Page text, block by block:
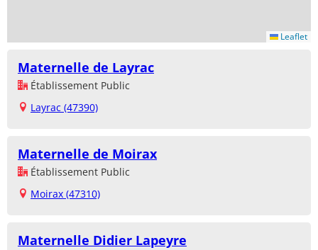
Leaflet
Maternelle de Layrac
Établissement Public
Layrac (47390)
Maternelle de Moirax
Établissement Public
Moirax (47310)
Maternelle Didier Lapeyre